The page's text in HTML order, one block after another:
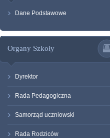
Dane Podstawowe
Organy Szkoły
Dyrektor
Rada Pedagogiczna
Samorząd uczniowski
Rada Rodziców